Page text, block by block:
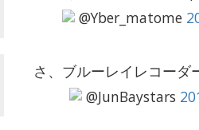
@Yber_matome
さ、ブルーレイレコーダ
@JunBaystars